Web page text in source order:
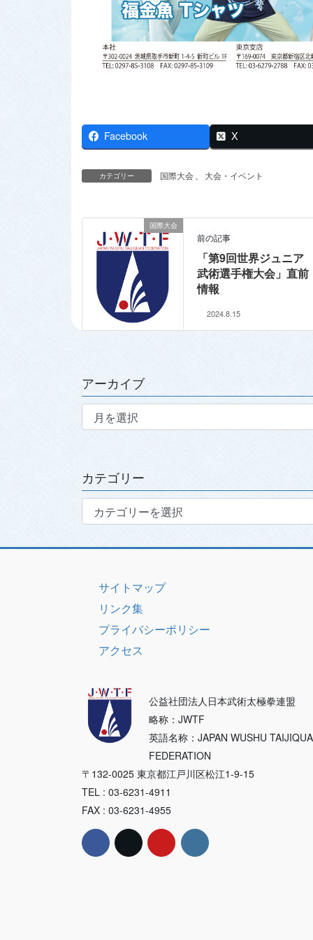
Facebook X
カテゴリー 国際大会 大会・イベント
国際大会
前の記事
「第9回世界ジュニア
武術選手権大会」直前
情報
2024.8.15
アーカイブ
ア
ブ
カテゴリー
カ
テ
サイトマップ
リンク集
プライバシーポリシー
アクセス
公益社団法人日本武術太極拳連盟
略称：JWTF
英語名称：JAPAN WUSHU
FEDERATION
〒132-0025 東京都江戸川区松江1-9-15
TEL : 03-6231-4911
FAX : 03-6231-4955